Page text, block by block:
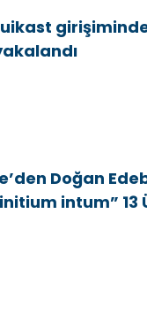
Doğan
intum” 13